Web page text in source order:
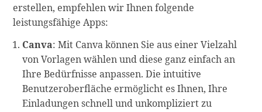
erstellen, empfehlen wir Ihnen folgende
leistungsfähige Apps:
Canva: Mit Canva können Sie aus einer Vielzahl
von Vorlagen wählen und diese ganz einfach an
Ihre Bedürfnisse anpassen. Die intuitive
Benutzeroberfläche ermöglicht es Ihnen, Ihre
Einladungen schnell und unkompliziert zu